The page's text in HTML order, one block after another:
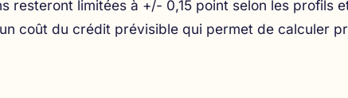
resteront limitées à +/- 0,15 point selon les profils
coût du crédit prévisible qui permet de calculer